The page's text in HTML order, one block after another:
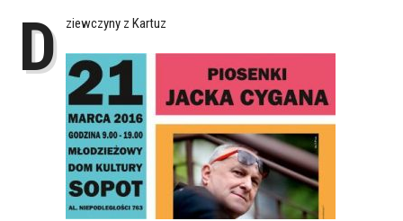
D ziewczyny z Kartuz